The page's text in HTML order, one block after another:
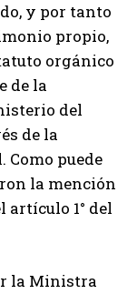
y por tanto
propio,
orgánico
de la
del
de la
Como puede
la mención
artículo 1° del
la Ministra